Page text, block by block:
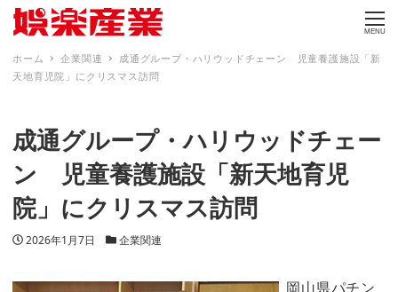
MENU
ホーム 企業関連
成通グループ・ハリウッドチェーン 児童養護施設「新
天地育児院」にクリスマス訪問
成通グループ・ハリウッドチェー
ン 児童養護施設「新天地育児
院」にクリスマス訪問
投稿日
2026年1月7日 カテゴリー
企業関連
岡山県パチン